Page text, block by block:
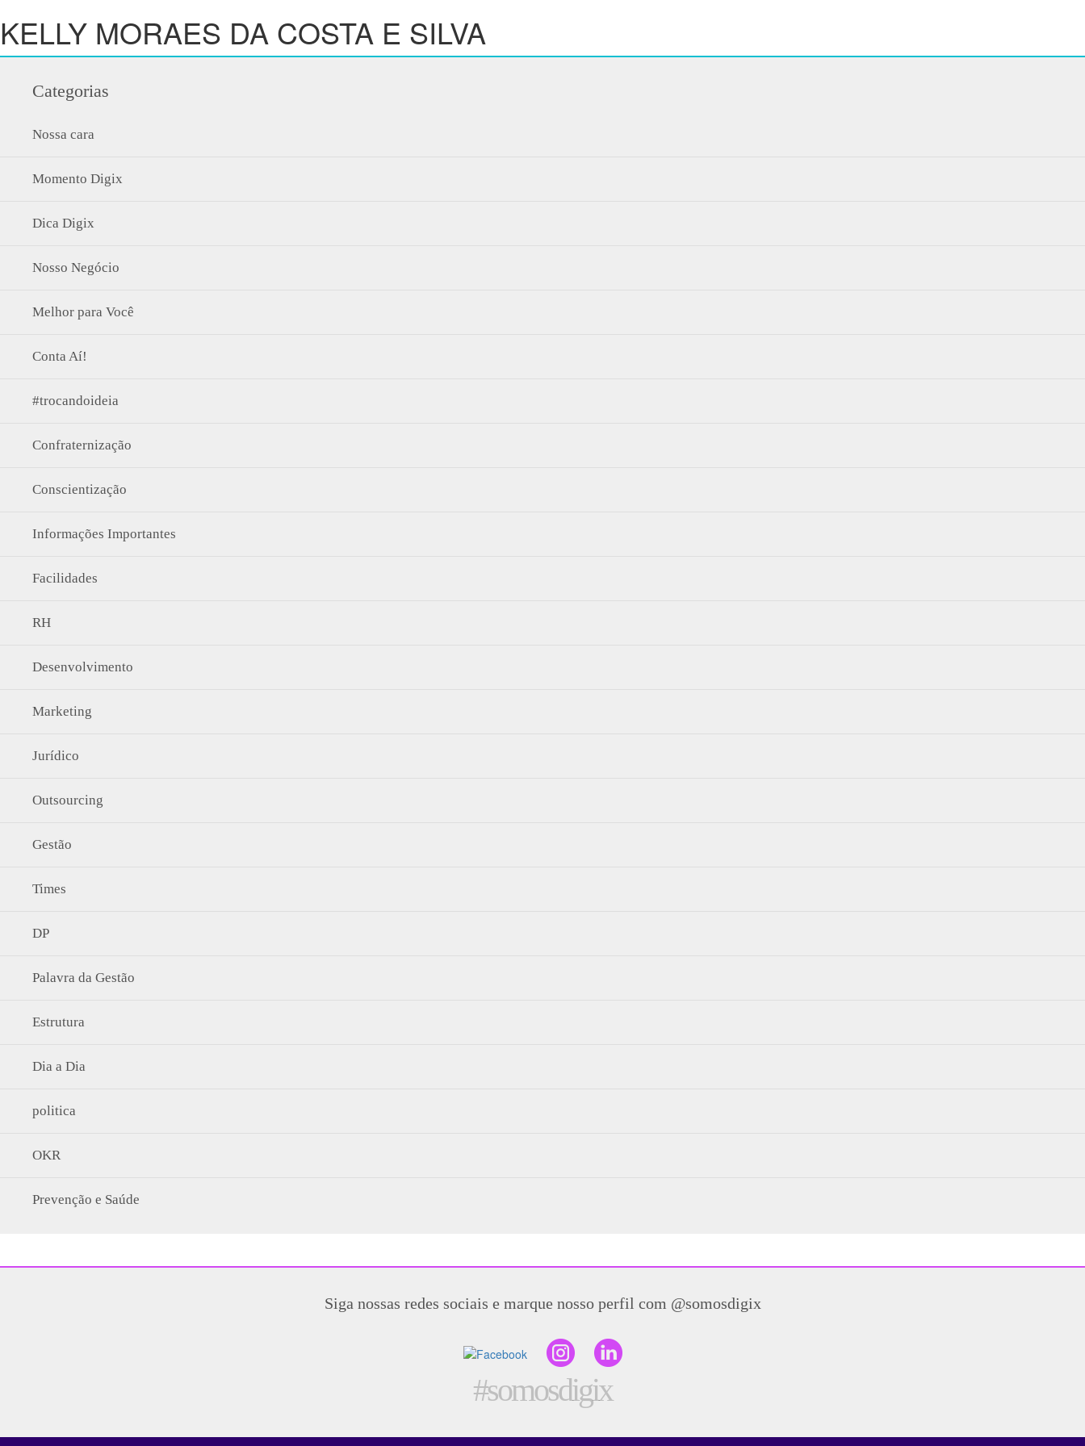
KELLY MORAES DA COSTA E SILVA
Categorias
Nossa cara
Momento Digix
Dica Digix
Nosso Negócio
Melhor para Você
Conta Aí!
#trocandoideia
Confraternização
Conscientização
Informações Importantes
Facilidades
RH
Desenvolvimento
Marketing
Jurídico
Outsourcing
Gestão
Times
DP
Palavra da Gestão
Estrutura
Dia a Dia
politica
OKR
Prevenção e Saúde
Siga nossas redes sociais e marque nosso perfil com @somosdigix
#somosdigix